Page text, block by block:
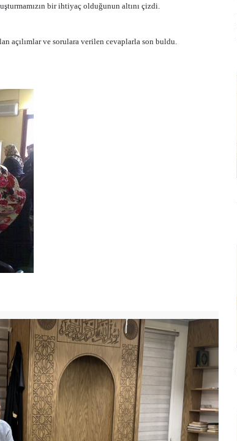
bir ihtiyaç olduğunun altını çizdi.
açılımlar ve sorulara verilen cevaplarla son buldu.